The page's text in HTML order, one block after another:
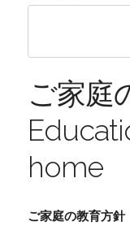
ご家庭
home
ご家庭の教育方針